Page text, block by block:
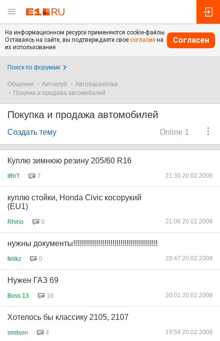
На информационном ресурсе применяются cookie-файлы.
Оставаясь на сайте, вы подтверждаете свое согласие на
их использование.
Согласен
Поиск по форумам
Общение Автоклуб
Автобарахолка
Покупка и продажа автомобилей
Покупка и продажа автомобилей
Online 1
Создать тему
Куплю зимнюю резину 205/60 R16
IfRiT 7 21:30 20.02.2008
куплю стойки, Honda Civic косорукий
(EU1)
Rhino 0 21:06 20.02.2008
нужны документы!!!!!!!!!!!!!!!!!!!!!!!!!!!!!!!!!!!!!!!!!!!
felikz 0 20:47 20.02.2008
Нужен ГАЗ 69
Boss 13 18 20:01 20.02.2008
Хотелось бы классику 2105, 2107
smitson 4 19:59 20.02.2008